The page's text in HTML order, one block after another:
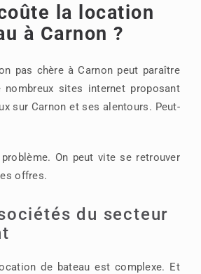
la location
à Carnon ?
pas chère à Carnon peut paraître
sites internet proposant
sur Carnon et ses alentours. Peut-
On peut vite se retrouver
offres.
du secteur
de bateau est complexe. Et